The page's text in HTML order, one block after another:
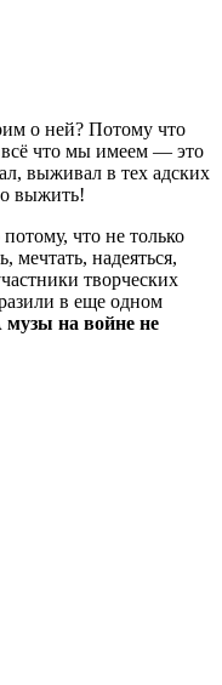
о ней? Потому что
что мы имеем — это
выживал в тех адских
выжить!
что не только
надеяться,
творческих
в еще одном
музы на войне не